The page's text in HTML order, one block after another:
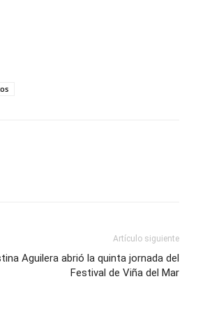
Artículo siguiente
Aguilera abrió la quinta jornada del
Festival de Viña del Mar